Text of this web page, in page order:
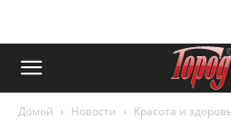
Домой Новости Красота и